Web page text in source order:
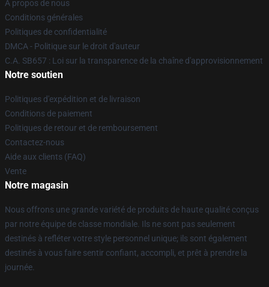
À propos de nous
Conditions générales
Politiques de confidentialité
DMCA - Politique sur le droit d'auteur
C.A. SB657 : Loi sur la transparence de la chaîne d'approvisionnement
Notre soutien
Politiques d'expédition et de livraison
Conditions de paiement
Politiques de retour et de remboursement
Contactez-nous
Aide aux clients (FAQ)
Vente
Notre magasin
Nous offrons une grande variété de produits de haute qualité conçus
par notre équipe de classe mondiale. Ils ne sont pas seulement
destinés à refléter votre style personnel unique; ils sont également
destinés à vous faire sentir confiant, accompli, et prêt à prendre la
journée.